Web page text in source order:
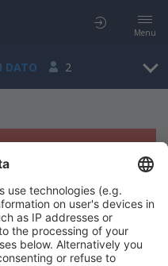
Menu
DATO 2
resultater